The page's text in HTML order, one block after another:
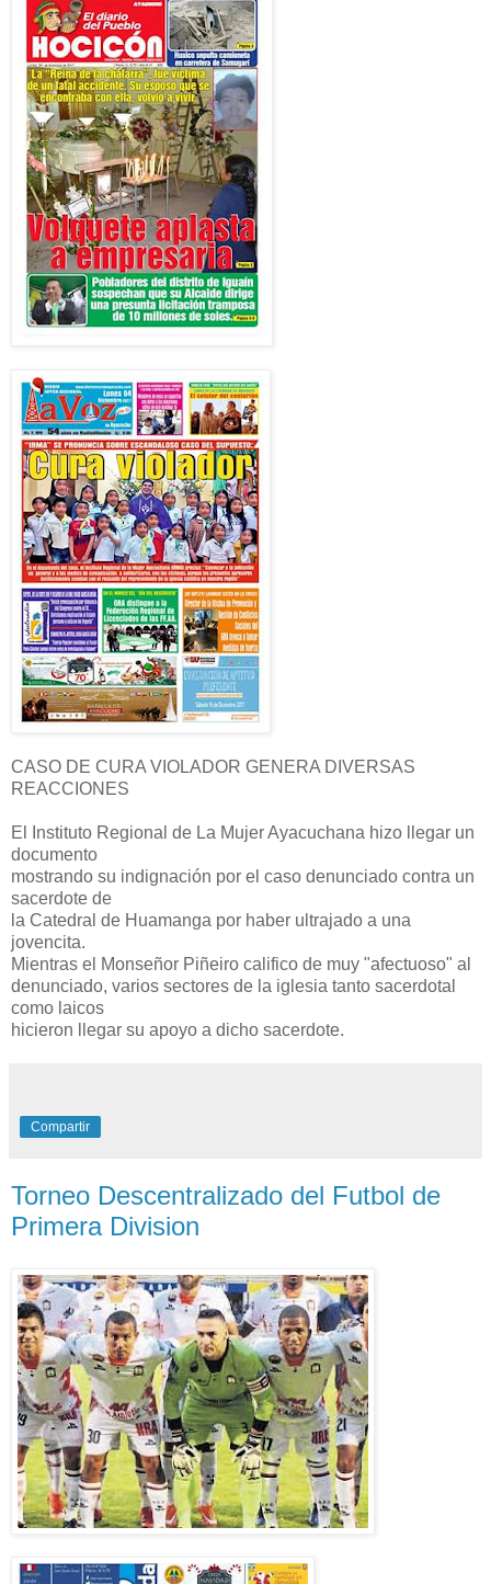
CASO DE CURA VIOLADOR GENERA DIVERSAS
REACCIONES
El Instituto Regional de La Mujer Ayacuchana hizo llegar un
documento
mostrando su indignación por el caso denunciado contra un
sacerdote de
la Catedral de Huamanga por haber ultrajado a una
jovencita.
Mientras el Monseñor Piñeiro califico de muy "afectuoso" al
denunciado, varios sectores de la iglesia tanto sacerdotal
como laicos
hicieron llegar su apoyo a dicho sacerdote.
Compartir
Torneo Descentralizado del Futbol de
Primera Division